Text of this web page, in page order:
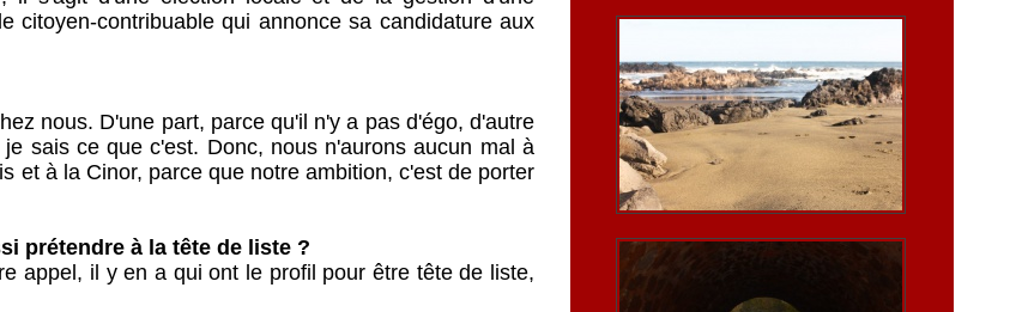
citoyen-contribuable qui annonce sa candidature aux
nous. D'une part, parce qu'il n'y a pas d'égo, d'autre
sais ce que c'est. Donc, nous n'aurons aucun mal à
et à la Cinor, parce que notre ambition, c'est de porter
prétendre à la tête de liste ?
appel, il y en a qui ont le profil pour être tête de liste,